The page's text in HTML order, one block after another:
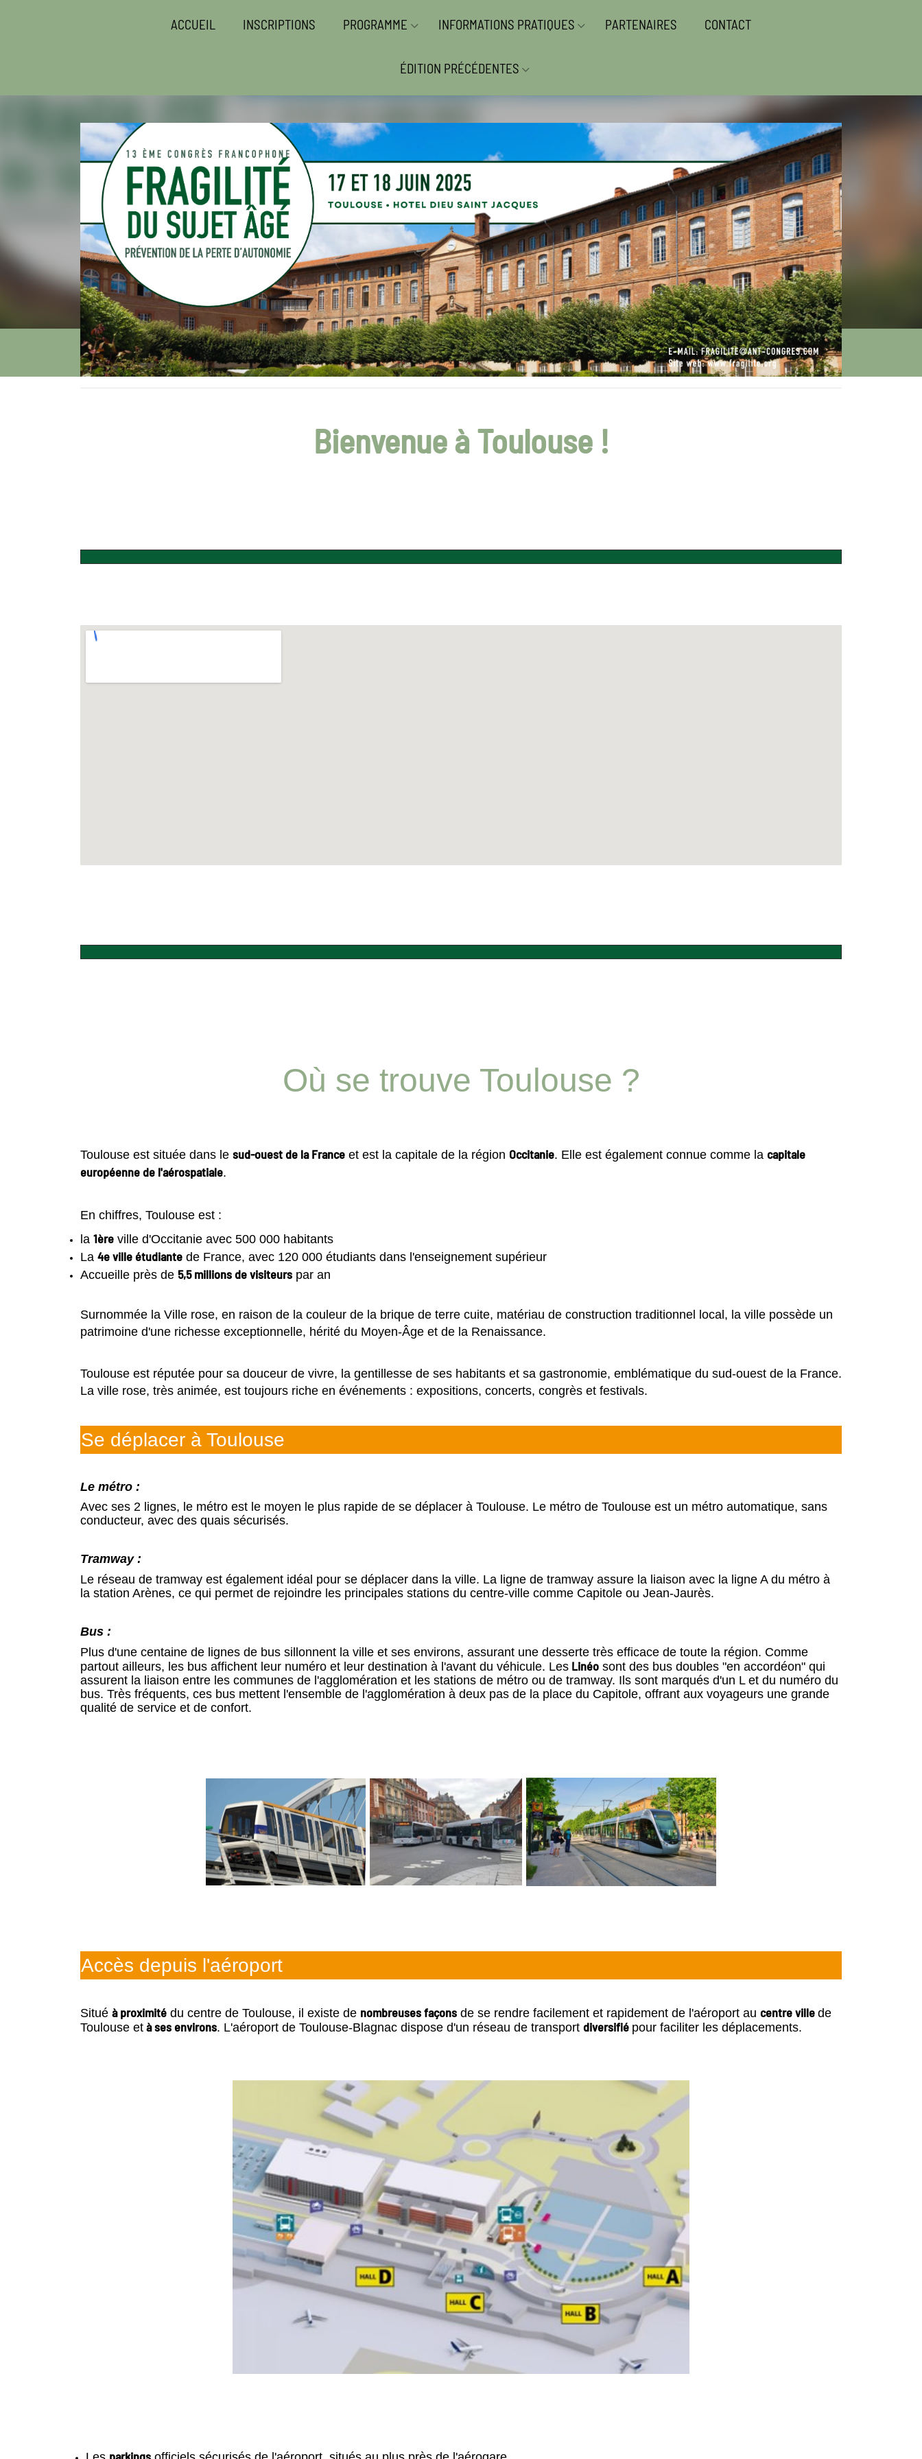
ACCUEIL INSCRIPTIONS PROGRAMME INFORMATIONS PRATIQUES PARTENAIRES CONTACT
ÉDITION PRÉCÉDENTES
Bienvenue à Toulouse !
Où se trouve Toulouse ?
Toulouse est située dans le sud-ouest de la France et est la capitale de la région Occitanie. Elle est également connue comme la capitale
européenne de l'aérospatiale.
En chiffres, Toulouse est :
la 1ère ville d'Occitanie avec 500 000 habitants
La 4e ville étudiante de France, avec 120 000 étudiants dans l'enseignement supérieur
Accueille près de 5,5 millions de visiteurs par an
Surnommée la Ville rose, en raison de la couleur de la brique de terre cuite, matériau de construction traditionnel local, la ville possède un
patrimoine d'une richesse exceptionnelle, hérité du Moyen-Âge et de la Renaissance.
Toulouse est réputée pour sa douceur de vivre, la gentillesse de ses habitants et sa gastronomie, emblématique du sud-ouest de la France.
La ville rose, très animée, est toujours riche en événements : expositions, concerts, congrès et festivals.
Se déplacer à Toulouse
Le métro :
Avec ses 2 lignes, le métro est le moyen le plus rapide de se déplacer à Toulouse. Le métro de Toulouse est un métro automatique, sans
conducteur, avec des quais sécurisés.
Tramway :
Le réseau de tramway est également idéal pour se déplacer dans la ville. La ligne de tramway assure la liaison avec la ligne A du métro à
la station Arènes, ce qui permet de rejoindre les principales stations du centre-ville comme Capitole ou Jean-Jaurès.
Bus :
Plus d'une centaine de lignes de bus sillonnent la ville et ses environs, assurant une desserte très efficace de toute la région. Comme
partout ailleurs, les bus affichent leur numéro et leur destination à l'avant du véhicule. Les Linéo sont des bus doubles "en accordéon" qui
assurent la liaison entre les communes de l'agglomération et les stations de métro ou de tramway. Ils sont marqués d'un L et du numéro du
bus. Très fréquents, ces bus mettent l'ensemble de l'agglomération à deux pas de la place du Capitole, offrant aux voyageurs une grande
qualité de service et de confort.
Accès depuis l'aéroport
Situé à proximité du centre de Toulouse, il existe de nombreuses façons de se rendre facilement et rapidement de l'aéroport au centre ville de
Toulouse et à ses environs. L'aéroport de Toulouse-Blagnac dispose d'un réseau de transport diversifié pour faciliter les déplacements.